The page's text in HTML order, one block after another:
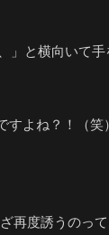
」と横向いて手
よね？！（笑）
再度誘うのっ